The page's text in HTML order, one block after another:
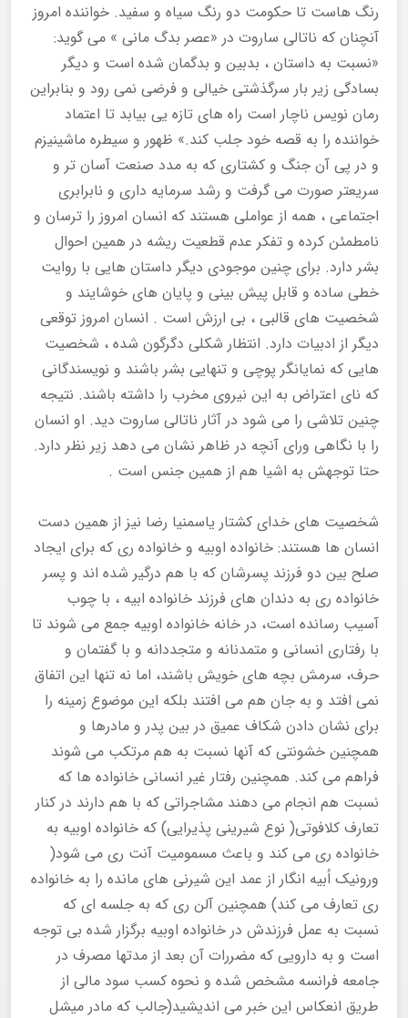
رنگ هاست تا حکومت دو رنگ سیاه و سفید. خواننده امروز
آنچنان که ناتالی ساروت در «عصر بدگ مانی » می گوید:
«نسبت به داستان ، بدبین و بدگمان شده است و دیگر
بسادگی زیر بار سرگذشتی خیالی و فرضی نمی رود و بنابراین
رمان نویس ناچار است راه های تازه یی بیابد تا اعتماد
خواننده را به قصه خود جلب کند.» ظهور و سیطره ماشینیزم
و در پی آن جنگ و کشتاری که به مدد صنعت آسان تر و
سریعتر صورت می گرفت و رشد سرمایه داری و نابرابری
اجتماعی ، همه از عواملی هستند که انسان امروز را ترسان و
نامطمئن کرده و تفکر عدم قطعیت ریشه در همین احوال
بشر دارد. برای چنین موجودی دیگر داستان هایی با روایت
خطی ساده و قابل پیش بینی و پایان های خوشایند و
شخصیت های قالبی ، بی ارزش است . انسان امروز توقعی
دیگر از ادبیات دارد. انتظار شکلی دگرگون شده ، شخصیت
هایی که نمایانگر پوچی و تنهایی بشر باشند و نویسندگانی
که نای اعتراض به این نیروی مخرب را داشته باشند. نتیجه
چنین تلاشی را می شود در آثار ناتالی ساروت دید. او انسان
را با نگاهی ورای آنچه در ظاهر نشان می دهد زیر نظر دارد.
حتا توجهش به اشیا هم از همین جنس است .
شخصیت های خدای کشتار یاسمنیا رضا نیز از همین دست
انسان ها هستند: خانواده اوبیه و خانواده ری که برای ایجاد
صلح بین دو فرزند پسرشان که با هم درگیر شده اند و پسر
خانواده ری به دندان های فرزند خانواده ابیه ، با چوب
آسیب رسانده است، در خانه خانواده اوبیه جمع می شوند تا
با رفتاری انسانی و متمدنانه و متجددانه و با گفتمان و
حرف، سرمش بچه های خویش باشند، اما نه تنها این اتفاق
نمی افتد و به جان هم می افتند بلکه این موضوع زمینه را
برای نشان دادن شکاف عمیق در بین پدر و مادرها و
همچنین خشونتی که آنها نسبت به هم مرتکب می شوند
فراهم می کند. همچنین رفتار غیر انسانی خانواده ها که
نسبت هم انجام می دهند مشاجراتی که با هم دارند در کنار
تعارف کلافوتی( نوع شیرینی پذیرایی) که خانواده اوبیه به
خانواده ری می کند و باعث مسمومیت آنت ری می شود(
ورونیک اُبیه انگار از عمد این شیرنی های مانده را به خانواده
ری تعارف می کند) همچنین آلن ری که به جلسه ای که
نسبت به عمل فرزندش در خانواده اوبیه برگزار شده بی توجه
است و به دارویی که مضررات آن بعد از مدتها مصرف در
جامعه فرانسه مشخص شده و نحوه کسب سود مالی از
طریق انعکاس این خبر می اندیشید(جالب که مادر میشل